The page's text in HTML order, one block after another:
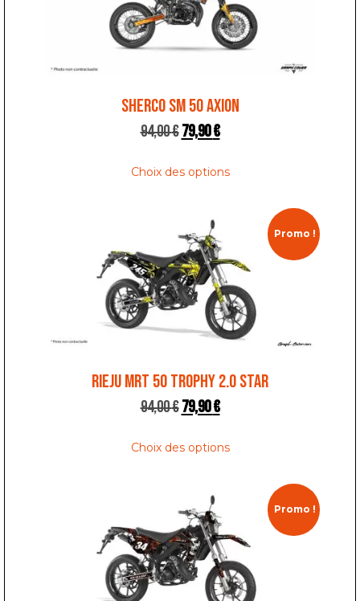
SHERCO SM 50 AXION
94,00€79,90€
Choix des options
Promo !
RIEJU MRT 50 TROPHY 2.0 STAR
94,00€79,90€
Choix des options
Promo !